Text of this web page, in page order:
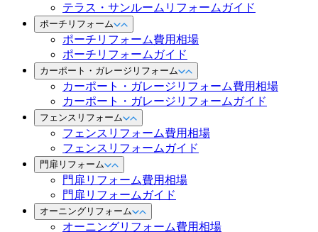
テラス・サンルームリフォームガイド
ポーチリフォーム
ポーチリフォーム費用相場
ポーチリフォームガイド
カーポート・ガレージリフォーム
カーポート・ガレージリフォーム費用相場
カーポート・ガレージリフォームガイド
フェンスリフォーム
フェンスリフォーム費用相場
フェンスリフォームガイド
門扉リフォーム
門扉リフォーム費用相場
門扉リフォームガイド
オーニングリフォーム
オーニングリフォーム費用相場